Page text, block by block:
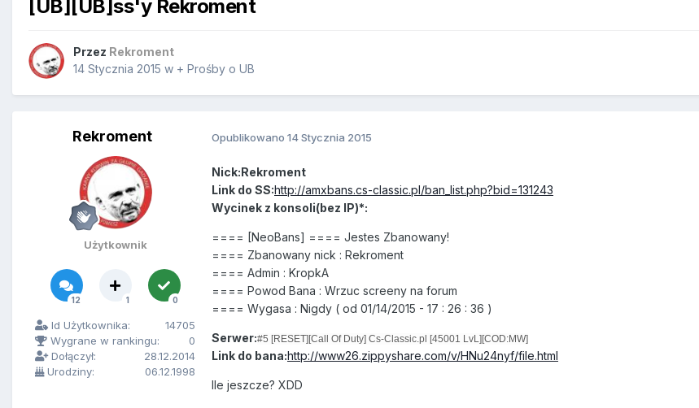
[UB][UB]ss'y Rekroment
Przez Rekroment
14 Stycznia 2015 w + Prośby o UB
Rekroment
Użytkownik
12 1 0
Id Użytkownika:
14705
Wygrane w rankingu:
0
Dołączył:
28.12.2014
Urodziny:
06.12.1998
Opublikowano 14 Stycznia 2015
Nick:Rekroment
Link do SS:http://amxbans.cs-classic.pl/ban_list.php?bid=131243
Wycinek z konsoli(bez IP)*:
==== [NeoBans] ==== Jestes Zbanowany!
==== Zbanowany nick : Rekroment
==== Admin : KropkA
==== Powod Bana : Wrzuc screeny na forum
==== Wygasa : Nigdy ( od 01/14/2015 - 17 : 26 : 36 )
Serwer:#5 [RESET][Call Of Duty] Cs-Classic.pl [45001 LvL][COD:MW]
Link do bana:http://www26.zippyshare.com/v/HNu24nyf/file.html
Ile jeszcze? XDD